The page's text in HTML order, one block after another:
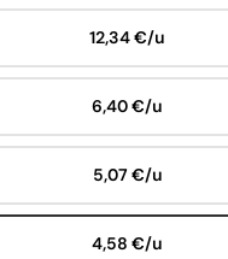
12,34 €/u
6,40 €/u
5,07 €/u
4,58 €/u